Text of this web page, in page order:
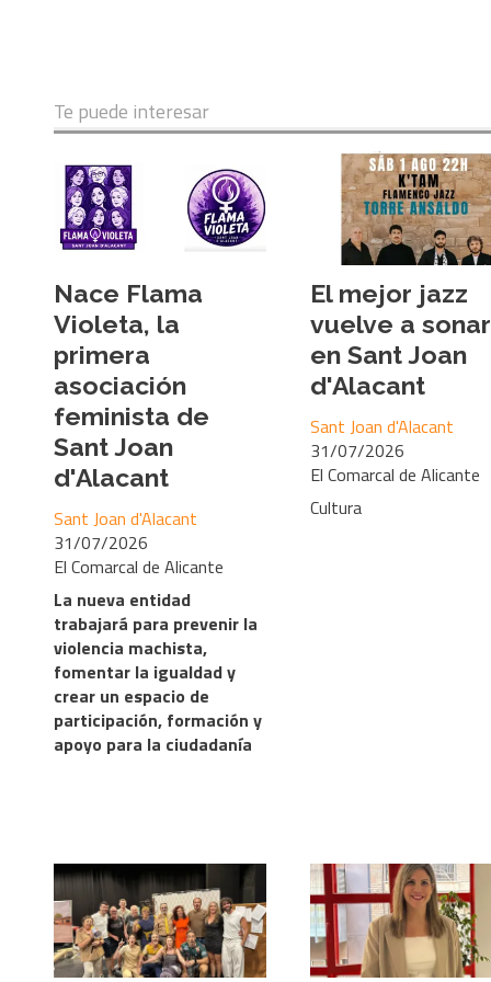
Te puede interesar
Nace Flama
Violeta, la
primera
asociación
feminista de
Sant Joan
d'Alacant
El Comarcal de Alicante
Sant Joan d'Alacant
31/07/2026
La nueva entidad
trabajará para prevenir la
violencia machista,
fomentar la igualdad y
crear un espacio de
participación, formación y
apoyo para la ciudadanía
El mejor jazz
vuelve a sonar
en Sant Joan
d'Alacant
El Comarcal de Alicante
Sant Joan d'Alacant
31/07/2026
Cultura